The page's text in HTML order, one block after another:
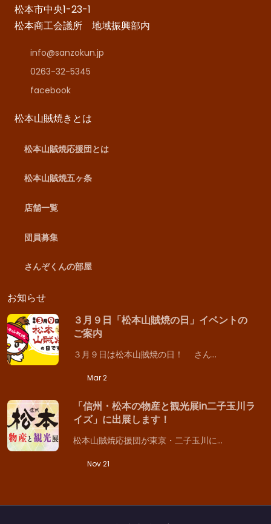
松本市中央1-23-1
松本商工会議所 地域振興部内
info@sanzokun.jp
0263-32-5345
facebook
松本山賊焼きとは
松本山賊焼応援団とは
松本山賊焼五ヶ条
店舗一覧
団員募集
さんぞくんの部屋
お知らせ
３月９日「松本山賊焼の日」イベントの
ご案内
３月９日は松本山賊焼の日！ さん…
Mar 2
「信州・松本の物産と観光展in二子玉川ラ
イズ」に出展します！
松本山賊焼応援団が東京・二子玉川に…
Nov 21